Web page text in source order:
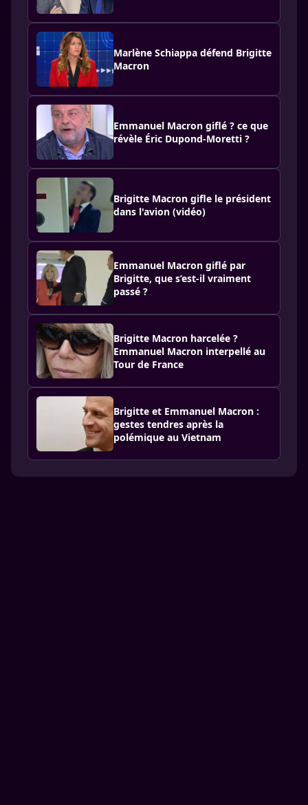
Marlène Schiappa défend Brigitte
Macron
Emmanuel Macron giflé ? ce que
révèle Éric Dupond-Moretti ?
Brigitte Macron gifle le président
dans l'avion (vidéo)
Emmanuel Macron giflé par
Brigitte, que s’est-il vraiment
passé ?
Brigitte Macron harcelée ?
Emmanuel Macron interpellé au
Tour de France
Brigitte et Emmanuel Macron :
gestes tendres après la
polémique au Vietnam